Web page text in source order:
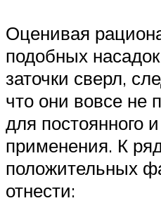
Оценивая
подобных
заточки сверл,
что они вовсе не
для постоянного
применения. К
положительных
отнести: